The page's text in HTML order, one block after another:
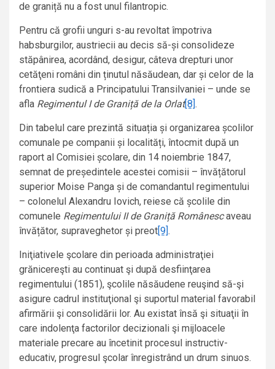
de graniță nu a fost unul filantropic.
Pentru că grofii unguri s-au revoltat împotriva
habsburgilor, austriecii au decis să-și consolideze
stăpânirea, acordând, desigur, câteva drepturi unor
cetăţeni români din ținutul năsăudean, dar și celor de la
frontiera sudică a Principatului Transilvaniei – unde se
afla Regimentul I de Graniță de la Orlat[8] .
Din tabelul care prezintă situația și organizarea școlilor
comunale pe companii și localități, întocmit după un
raport al Comisiei școlare, din 14 noiembrie 1847,
semnat de președintele acestei comisii – învățătorul
superior Moise Panga și de comandantul regimentului
– colonelul Alexandru Iovich, reiese că școlile din
comunele Regimentului II de Graniță Românescaveau
învățător, supraveghetor și preot [9] .
Iniţiativele şcolare din perioada administraţiei
grănicereşti au continuat şi după desfiinţarea
regimentului (1851), şcolile năsăudene reuşind să-şi
asigure cadrul instituţional şi suportul material favorabil
afirmării şi consolidării lor. Au existat însă şi situaţii în
care indolenţa factorilor decizionali şi mijloacele
materiale precare au încetinit procesul instructiv-
educativ, progresul şcolar înregistrând un drum sinuos.